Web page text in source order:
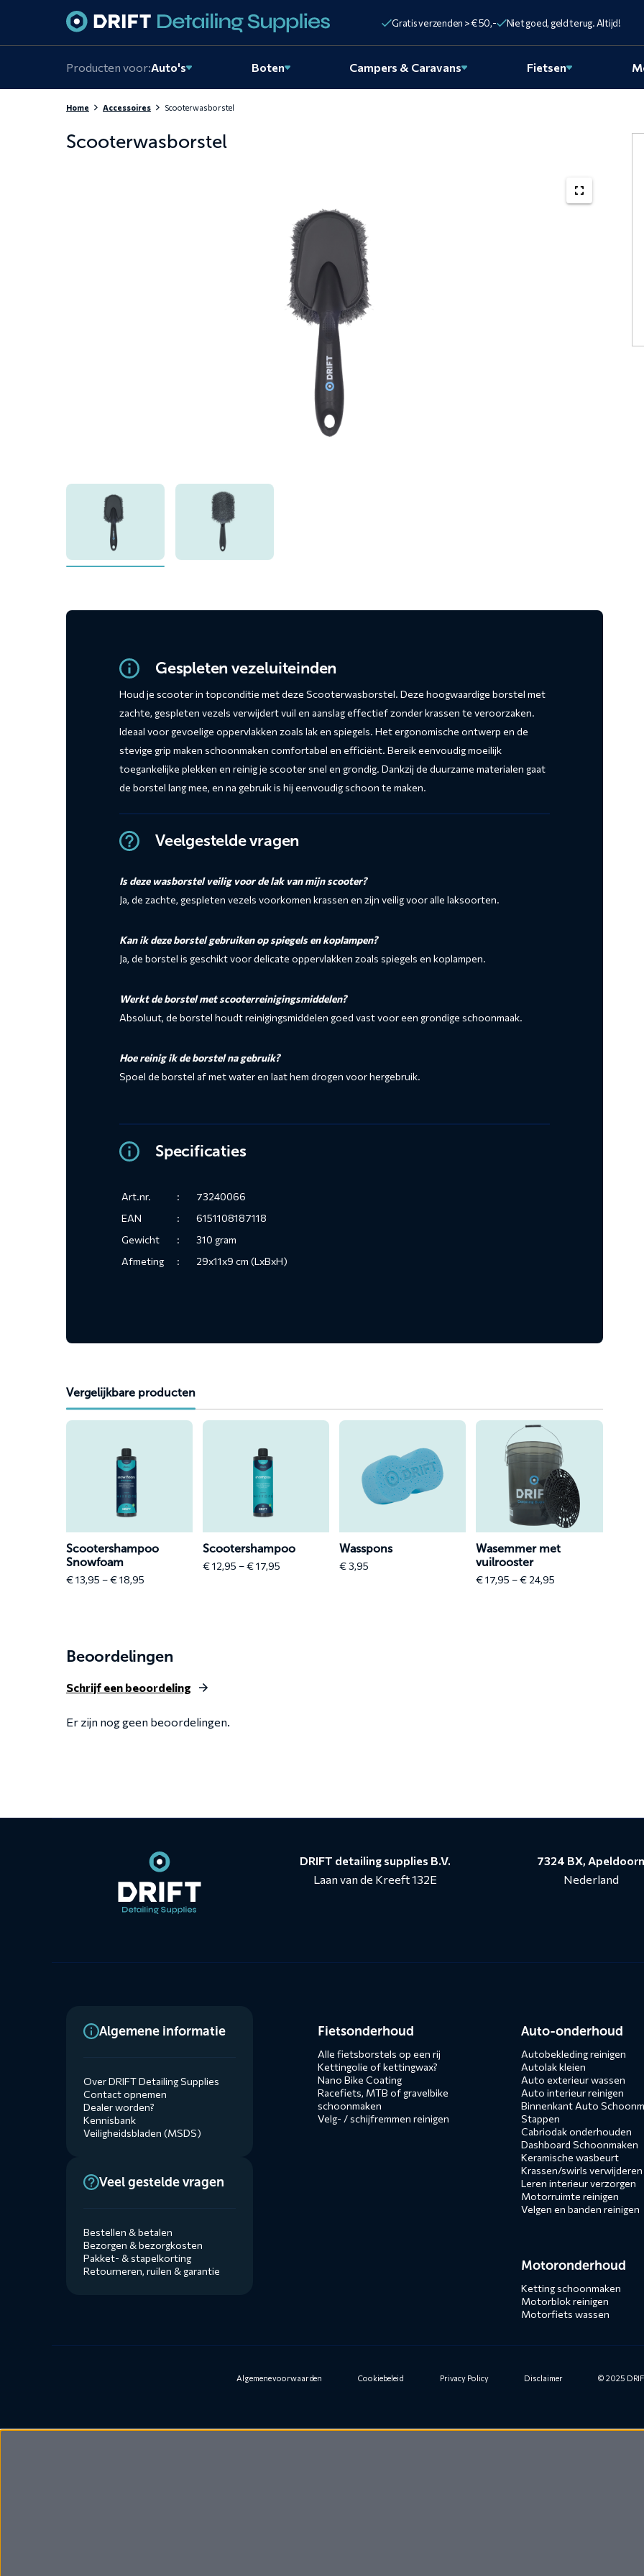
Gratis verzenden > € 50,- Niet goed, geld terug. Altijd!
Producten voor:Auto's Boten Campers & Caravans Fietsen
Home Accessoires Scooterwasborstel
Scooterwasborstel
Gespleten vezeluiteinden
Houd je scooter in topconditie met deze Scooterwasborstel. Deze hoogwaardige borstel met
zachte, gespleten vezels verwijdert vuil en aanslag effectief zonder krassen te veroorzaken.
Ideaal voor gevoelige oppervlakken zoals lak en spiegels. Het ergonomische ontwerp en de
stevige grip maken schoonmaken comfortabel en efficiënt. Bereik eenvoudig moeilijk
toegankelijke plekken en reinig je scooter snel en grondig. Dankzij de duurzame materialen gaat
de borstel lang mee, en na gebruik is hij eenvoudig schoon te maken.
Veelgestelde vragen
Is deze wasborstel veilig voor de lak van mijn scooter?
Ja, de zachte, gespleten vezels voorkomen krassen en zijn veilig voor alle laksoorten.
Kan ik deze borstel gebruiken op spiegels en koplampen?
Ja, de borstel is geschikt voor delicate oppervlakken zoals spiegels en koplampen.
Werkt de borstel met scooterreinigingsmiddelen?
Absoluut, de borstel houdt reinigingsmiddelen goed vast voor een grondige schoonmaak.
Hoe reinig ik de borstel na gebruik?
Spoel de borstel af met water en laat hem drogen voor hergebruik.
Specificaties
Art.nr. :
73240066
EAN
:
6151108187118
Gewicht
:
310 gram
Afmeting
: 29x11x9 cm (LxBxH)
Vergelijkbare producten
Lees
Scootershampoo
Snowfoam
Scootershampoo
Snowfoam
€13,95 –€18,95
Lees
Scootershampoo
Scootershampoo
€12,95 –€17,95
Lees
Wasspons
Wasspons
€3,95
Lees
Wasemmer
vuilrooster
Wasemmer met
vuilrooster
€17,95 – € 24,95
Beoordelingen
Schrijf een beoordeling
Er zijn nog geen beoordelingen.
DRIFT detailing supplies B.V.
Laan van de Kreeft 132E
7324 BX, Apeldoorn
Nederland
Algemene informatie
Over DRIFT Detailing Supplies
Contact opnemen
Dealer worden?
Kennisbank
Veiligheidsbladen (MSDS)
Veel gestelde vragen
Bestellen & betalen
Bezorgen & bezorgkosten
Pakket- & stapelkorting
Retourneren, ruilen & garantie
Fietsonderhoud
Alle fietsborstels op een rij
Kettingolie of kettingwax?
Nano Bike Coating
Racefiets, MTB of gravelbike
schoonmaken
Velg- / schijfremmen reinigen
Auto-onderhoud
Autobekleding reinigen
Autolak kleien
Auto exterieur wassen
Auto interieur reinigen
Binnenkant Auto
Stappen
Cabriodak onderhouden
Dashboard Schoonmaken
Keramische wasbeurt
Krassen/swirls verwijderen
Leren interieur verzorgen
Motorruimte reinigen
Velgen en banden reinigen
Motoronderhoud
Ketting schoonmaken
Motorblok reinigen
Motorfiets wassen
Algemene voorwaarden Cookiebeleid Privacy Policy Disclaimer © 2025